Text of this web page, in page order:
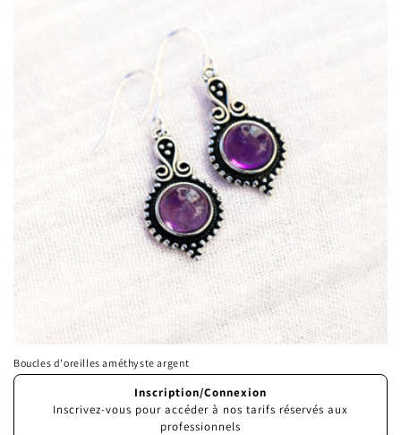
Boucles d'oreilles améthyste argent
Prix
habituel
Inscription/Connexion
Inscrivez-vous pour accéder à nos tarifs réservés aux
professionnels